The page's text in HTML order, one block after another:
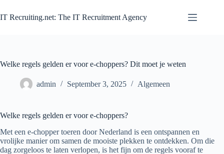
Inhalt
springen
IT Recruiting.net: The IT Recruitment Agency
Welke regels gelden er voor e-choppers? Dit moet je weten
admin September 3, 2025 Algemeen
Welke regels gelden er voor e-choppers?
Met een e-chopper toeren door Nederland is een ontspannen en
vrolijke manier om samen de mooiste plekken te ontdekken. Om die
dag zorgeloos te laten verlopen, is het fijn om de regels vooraf te